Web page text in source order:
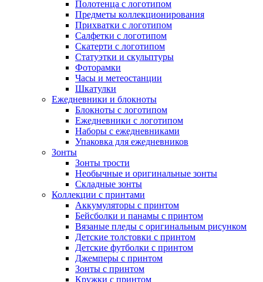
Полотенца с логотипом
Предметы коллекционирования
Прихватки с логотипом
Салфетки с логотипом
Скатерти с логотипом
Статуэтки и скульптуры
Фоторамки
Часы и метеостанции
Шкатулки
Ежедневники и блокноты
Блокноты с логотипом
Ежедневники с логотипом
Наборы с ежедневниками
Упаковка для ежедневников
Зонты
Зонты трости
Необычные и оригинальные зонты
Складные зонты
Коллекции с принтами
Аккумуляторы с принтом
Бейсболки и панамы с принтом
Вязаные пледы с оригинальным рисунком
Детские толстовки с принтом
Детские футболки с принтом
Джемперы с принтом
Зонты с принтом
Кружки с принтом